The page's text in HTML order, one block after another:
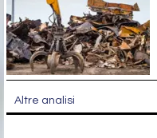
Altre analisi